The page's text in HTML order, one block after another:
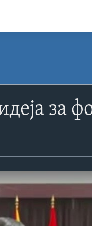
за